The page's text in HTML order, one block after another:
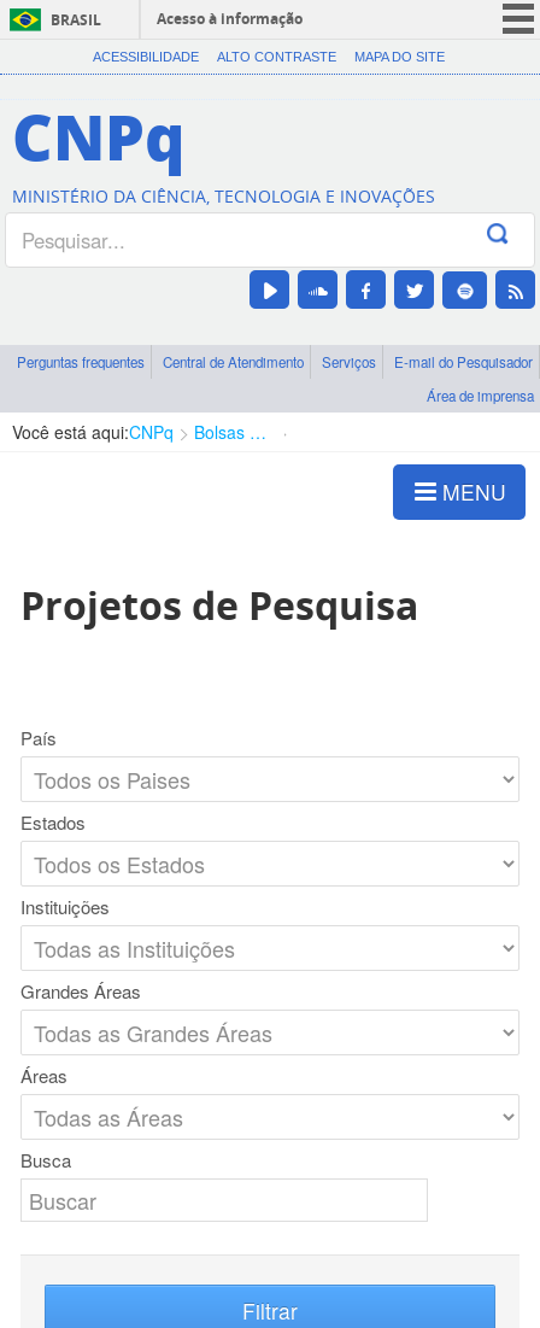
BRASIL
Acesso à informação
CORONAVÍRUS (COVID-19)
Canais
ACESSIBILIDADE ALTO CONTRASTE MAPA DO SITE
CNPq
MINISTÉRIO DA CIÊNCIA, TECNOLOGIA E INOVAÇÕES
Perguntas frequentes Central de Atendimento Serviços
E-mail do Pesquisador
Área de imprensa
Você está aqui:CNPq Bolsas e Auxílios Vigentes
MENU
Projetos de Pesquisa
País
Estados
Instituições
Grandes Áreas
Áreas
Busca
Filtrar